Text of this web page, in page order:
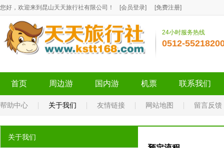
您好，欢迎来到昆山天天旅行社有限公司！ [会员登录] [免费注册]
24小时服务热线
0512-
首页 周边游 国内游 机票 联系我们
帮助中心 关于我们 友情链接 网站地图 留言反馈
关于我们